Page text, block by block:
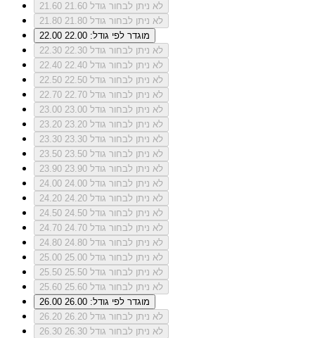
21.60
לא ניתן לבחור גודל 21.60
21.80
לא ניתן לבחור גודל 21.80
22.00
מוגדר לפי גודל: 22.00
22.30
לא ניתן לבחור גודל 22.30
22.40
לא ניתן לבחור גודל 22.40
22.50
לא ניתן לבחור גודל 22.50
22.70
לא ניתן לבחור גודל 22.70
23.00
לא ניתן לבחור גודל 23.00
23.20
לא ניתן לבחור גודל 23.20
23.30
לא ניתן לבחור גודל 23.30
23.50
לא ניתן לבחור גודל 23.50
23.90
לא ניתן לבחור גודל 23.90
24.00
לא ניתן לבחור גודל 24.00
24.20
לא ניתן לבחור גודל 24.20
24.50
לא ניתן לבחור גודל 24.50
24.70
לא ניתן לבחור גודל 24.70
24.80
לא ניתן לבחור גודל 24.80
25.00
לא ניתן לבחור גודל 25.00
25.50
לא ניתן לבחור גודל 25.50
25.60
לא ניתן לבחור גודל 25.60
26.00
מוגדר לפי גודל: 26.00
26.20
לא ניתן לבחור גודל 26.20
26.30
לא ניתן לבחור גודל 26.30